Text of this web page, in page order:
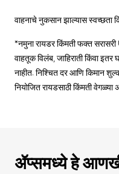
वाहनाचे नुकसान झाल्यास स्वच्छता
*नमुना रायडर किंमती फक्त
वाहतूक विलंब, जाहिराती किंवा इतर
नाहीत. निश्चित दर आणि किमान
नियोजित रायडसाठी किंमती
ॲप्समध्ये हे